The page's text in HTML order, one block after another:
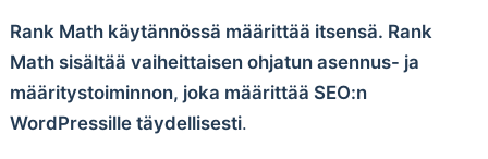
Rank Math käytännössä määrittää itsensä. Rank
Math sisältää vaiheittaisen ohjatun asennus- ja
määritystoiminnon, joka määrittää SEO:n
WordPressille täydellisesti.